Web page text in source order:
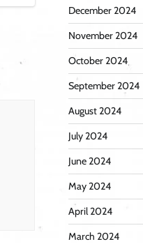
December 2024
November 2024
October 2024
September 2024
August 2024
July 2024
June 2024
May 2024
April 2024
March 2024